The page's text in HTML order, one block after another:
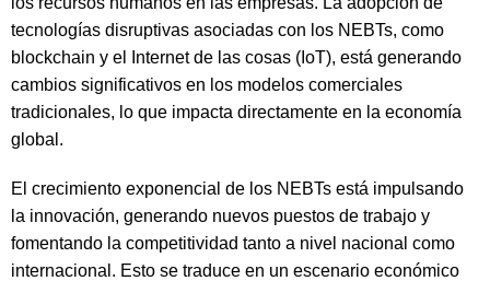
tecnologías disruptivas asociadas con los NEBTs, como
blockchain y el Internet de las cosas (IoT), está generando
cambios significativos en los modelos comerciales
tradicionales, lo que impacta directamente en la economía
global.
El crecimiento exponencial de los NEBTs está impulsando
la innovación, generando nuevos puestos de trabajo y
fomentando la competitividad tanto a nivel nacional como
internacional. Esto se traduce en un escenario económico